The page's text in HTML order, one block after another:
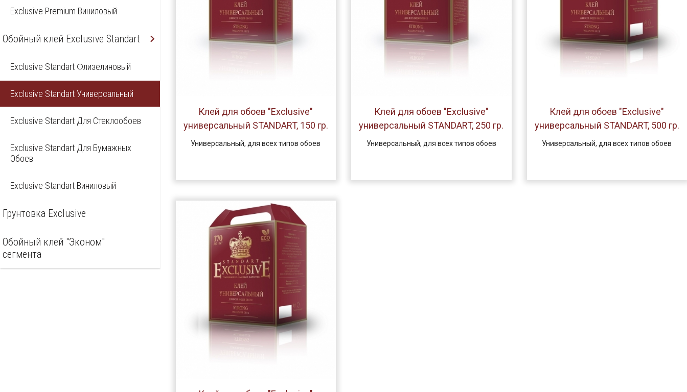
Exclusive Premium Виниловый
Обойный клей Exclusive Standart
Exclusive Standart Флизелиновый
Exclusive Standart Универсальный
Exclusive Standart Для Стеклообоев
Exclusive Standart Для Бумажных
Обоев
Exclusive Standart Виниловый
Грунтовка Exclusive
Обойный клей "Эконом"
сегмента
Клей для обоев "Exclusive"
универсальный STANDART, 150 гр.
Универсальный, для всех типов обоев
Клей для обоев "Exclusive"
универсальный STANDART, 250 гр.
Универсальный, для всех типов обоев
Клей для обоев "Exclusive"
универсальный STANDART, 500 гр.
Универсальный, для всех типов обоев